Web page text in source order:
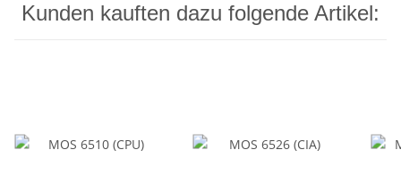
Kunden kauften dazu folgende Artikel: